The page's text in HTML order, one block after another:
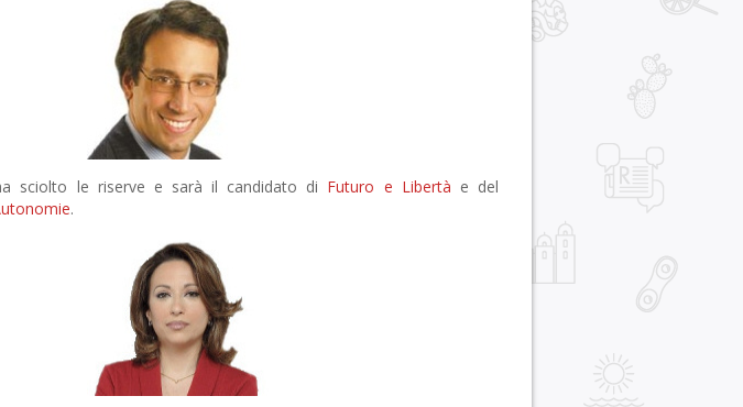
sciolto le riserve e sarà il candidato di Futuro e Libertà e del
.